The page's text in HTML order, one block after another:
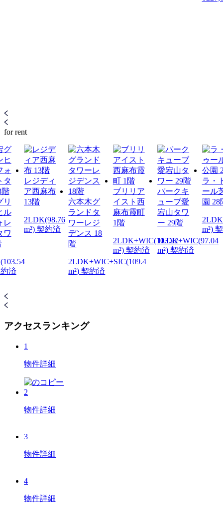
for rent
リ
ル
レ
ワ
済
レジディ
ア西麻布
13階
2LDK(98.76
m²) 契約済
六本木グ
ランドタ
ワーレジ
デンス 18
階
2LDK+WIC+SIC(109.4
m²) 契約済
ブリリア
イスト西
麻布霞町
1階
2LDK+WIC(103.22
m²) 契約済
パークキ
ューブ愛
宕山タワ
ー 29階
1LDK+WIC(97.04
m²) 契約済
ラ・
ール
園 28
m²)
アクセスランキング
1
物件詳細
2
物件詳細
3
物件詳細
4
物件詳細